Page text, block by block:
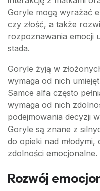
Goryle mogą wyrażać
czy złość, a także
rozpoznawania emocji
stada.
Goryle żyją w
wymaga od nich
Samce alfa często
wymaga od nich
podejmowania decyzji
Goryle są znane z
do opieki nad
zdolności emocjonalne.
Rozwój